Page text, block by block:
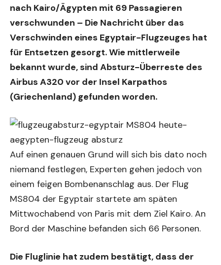
nach Kairo/Ägypten mit 69 Passagieren
verschwunden – Die Nachricht über das
Verschwinden eines Egyptair-Flugzeuges hat
für Entsetzen gesorgt. Wie mittlerweile
bekannt wurde, sind Absturz-Überreste des
Airbus A320 vor der Insel Karpathos
(Griechenland) gefunden worden.
Auf einen genauen Grund will sich bis dato noch
niemand festlegen, Experten gehen jedoch von
einem feigen Bombenanschlag aus. Der Flug
MS804 der Egyptair startete am späten
Mittwochabend von Paris mit dem Ziel Kairo. An
Bord der Maschine befanden sich 66 Personen.
Die Fluglinie hat zudem bestätigt, dass der